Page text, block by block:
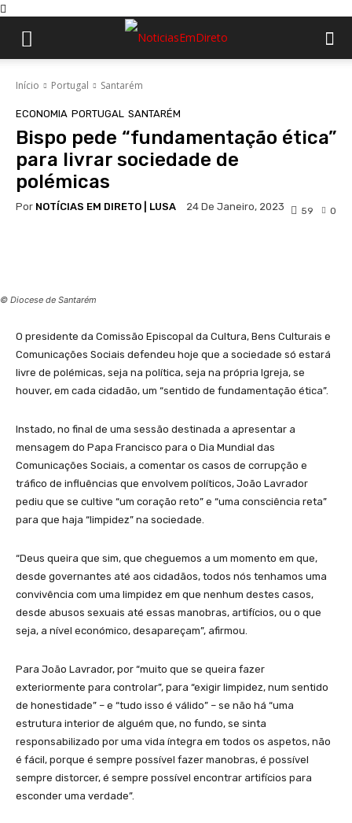
Início Portugal Santarém
ECONOMIA PORTUGAL SANTARÉM
Bispo pede “fundamentação ética”
para livrar sociedade de
polémicas
Por NOTÍCIAS EM DIRETO | LUSA 24 De Janeiro, 2023 0
59
© Diocese de Santarém
O presidente da Comissão Episcopal da Cultura, Bens Culturais e
Comunicações Sociais defendeu hoje que a sociedade só estará
livre de polémicas, seja na política, seja na própria Igreja, se
houver, em cada cidadão, um “sentido de fundamentação ética”.
Instado, no final de uma sessão destinada a apresentar a
mensagem do Papa Francisco para o Dia Mundial das
Comunicações Sociais, a comentar os casos de corrupção e
tráfico de influências que envolvem políticos, João Lavrador
pediu que se cultive “um coração reto” e “uma consciência reta”
para que haja “limpidez” na sociedade.
“Deus queira que sim, que cheguemos a um momento em que,
desde governantes até aos cidadãos, todos nós tenhamos uma
convivência com uma limpidez em que nenhum destes casos,
desde abusos sexuais até essas manobras, artifícios, ou o que
seja, a nível económico, desapareçam”, afirmou.
Para João Lavrador, por “muito que se queira fazer
exteriormente para controlar”, para “exigir limpidez, num sentido
de honestidade” – e “tudo isso é válido” – se não há “uma
estrutura interior de alguém que, no fundo, se sinta
responsabilizado por uma vida íntegra em todos os aspetos, não
é fácil, porque é sempre possível fazer manobras, é possível
sempre distorcer, é sempre possível encontrar artifícios para
esconder uma verdade”.